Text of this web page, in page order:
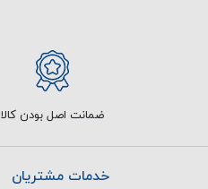
ضمانت اصل بودن کالا
خدمات مشتریان